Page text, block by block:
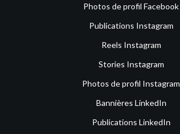
Photos de profil Facebook
Publications Instagram
Reels Instagram
Stories Instagram
Photos de profil Instagram
Bannières LinkedIn
Publications LinkedIn